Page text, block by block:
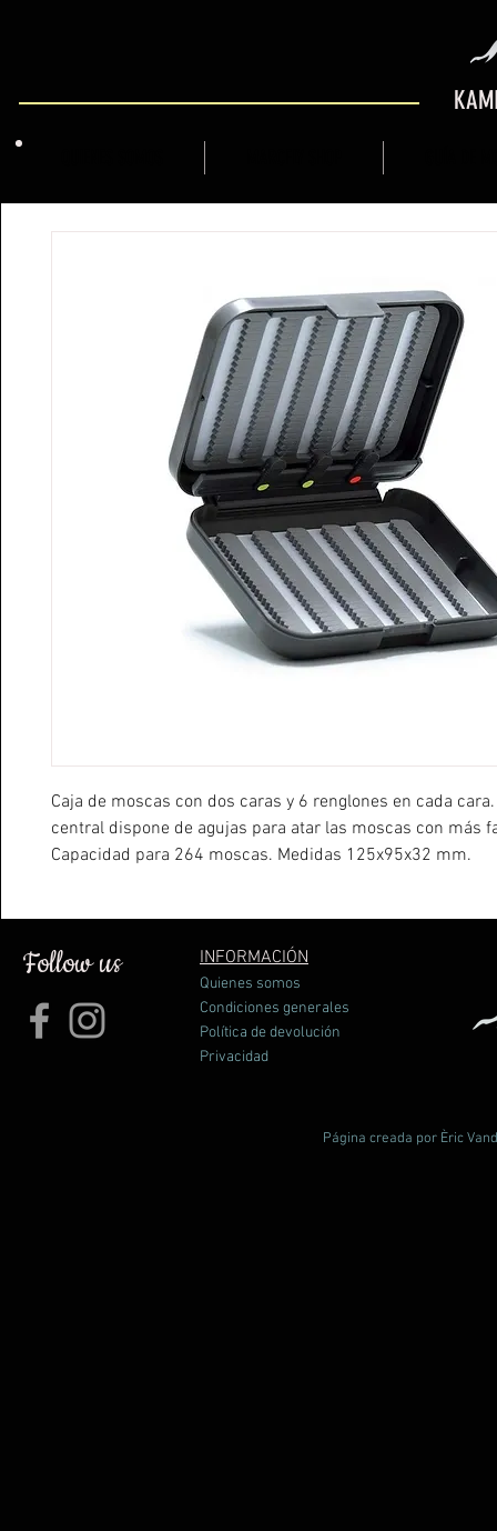
Caja de moscas con dos caras y 6 renglones en cada
central dispone de agujas para atar las moscas con más
Capacidad para 264 moscas. Medidas 125x95x32 mm.
Follow us INFORMACIÓN
Quienes somos
Condiciones generales
Política de devolución
Privacidad
Página creada por Èric